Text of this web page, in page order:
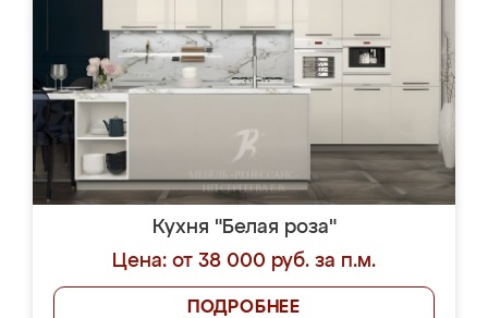
Кухня "Белая роза"
Цена: от 38 000 руб. за п.м.
ПОДРОБНЕЕ